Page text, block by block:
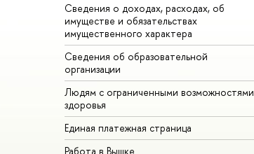
Сведения о доходах, расходах, о
имуществе и обязательствах
имущественного характера
Сведения об образовательной
организации
Людям с ограниченными возможностями
здоровья
Единая платежная страница
Работа в Вышке